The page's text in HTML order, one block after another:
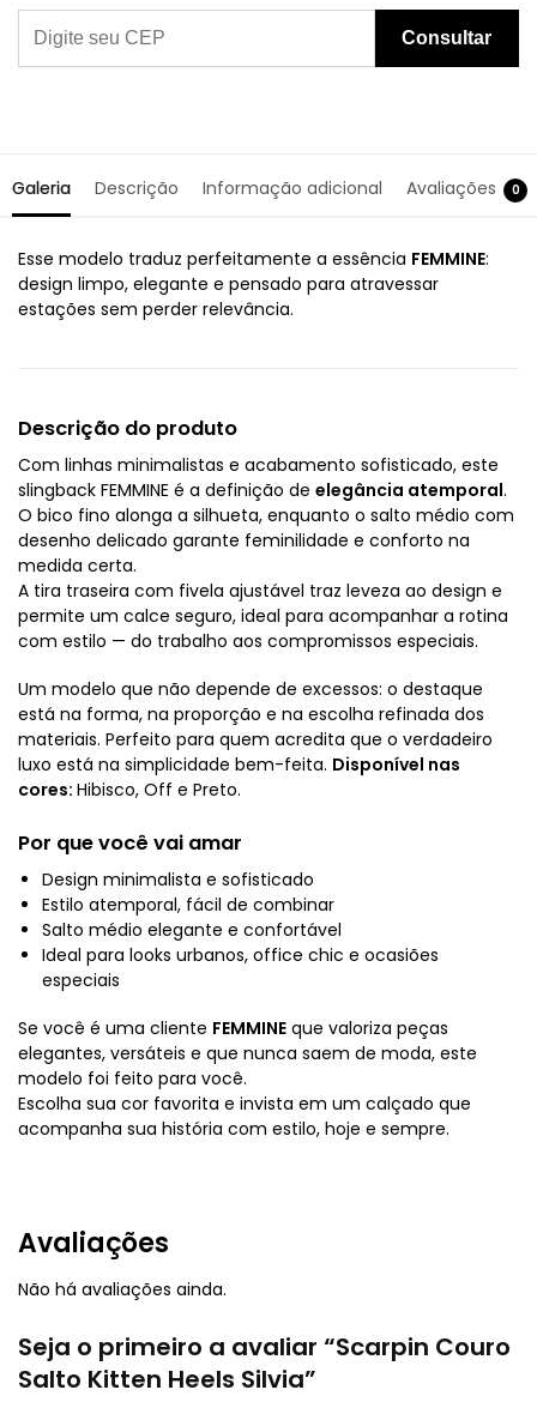
Consultar
Galeria Descrição Informação adicional Avaliações 0
Esse modelo traduz perfeitamente a essência FEMMINE:
design limpo, elegante e pensado para atravessar
estações sem perder relevância.
Descrição do produto
Com linhas minimalistas e acabamento sofisticado, este
slingback FEMMINE é a definição de elegância atemporal.
O bico fino alonga a silhueta, enquanto o salto médio com
desenho delicado garante feminilidade e conforto na
medida certa.
A tira traseira com fivela ajustável traz leveza ao design e
permite um calce seguro, ideal para acompanhar a rotina
com estilo — do trabalho aos compromissos especiais.
Um modelo que não depende de excessos: o destaque
está na forma, na proporção e na escolha refinada dos
materiais. Perfeito para quem acredita que o verdadeiro
luxo está na simplicidade bem-feita. Disponível nas
cores: Hibisco, Off e Preto.
Por que você vai amar
Design minimalista e sofisticado
Estilo atemporal, fácil de combinar
Salto médio elegante e confortável
Ideal para looks urbanos, office chic e ocasiões
especiais
Se você é uma cliente FEMMINE que valoriza peças
elegantes, versáteis e que nunca saem de moda, este
modelo foi feito para você.
Escolha sua cor favorita e invista em um calçado que
acompanha sua história com estilo, hoje e sempre.
Avaliações
Não há avaliações ainda.
Seja o primeiro a avaliar “Scarpin Couro
Salto Kitten Heels Silvia”